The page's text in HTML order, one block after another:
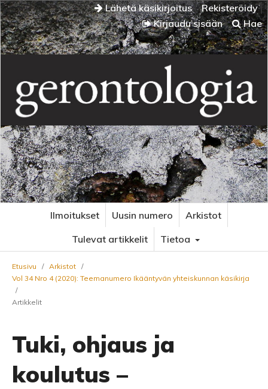
Lähetä käsikirjoitus
Rekisteröidy
Kirjaudu sisään
Hae
Ilmoitukset Uusin numero
Arkistot
Tulevat artikkelit
Tietoa
Etusivu / Arkistot /
Vol 34 Nro 4 (2020): Teemanumero Ikääntyvän yhteiskunnan käsikirja
/
Artikkelit
Tuki, ohjaus ja
koulutus –